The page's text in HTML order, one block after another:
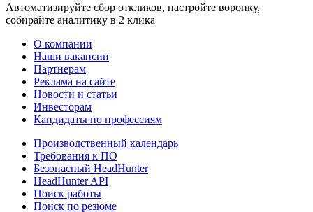
Автоматизируйте сбор откликов, настройте воронку,
собирайте аналитику в 2 клика
О компании
Наши вакансии
Партнерам
Реклама на сайте
Новости и статьи
Инвесторам
Кандидаты по профессиям
Производственный календарь
Требования к ПО
Безопасный HeadHunter
HeadHunter API
Поиск работы
Поиск по резюме